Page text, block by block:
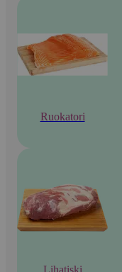
Ruokatori
Lihatiski